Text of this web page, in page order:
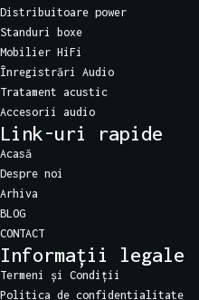
Distribuitoare power
Standuri boxe
Mobilier HiFi
Înregistrări Audio
Tratament acustic
Accesorii audio
Link-uri rapide
Acasă
Despre noi
Arhiva
BLOG
CONTACT
Informații legale
Termeni și Condiții
Politica de confidentialitate